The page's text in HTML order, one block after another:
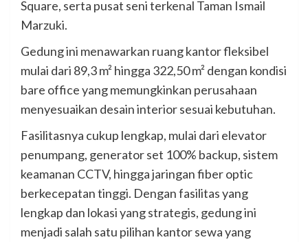
Square, serta pusat seni terkenal Taman Ismail
Marzuki.
Gedung ini menawarkan ruang kantor fleksibel
mulai dari 89,3 m² hingga 322,50 m² dengan kondisi
bare office yang memungkinkan perusahaan
menyesuaikan desain interior sesuai kebutuhan.
Fasilitasnya cukup lengkap, mulai dari elevator
penumpang, generator set 100% backup, sistem
keamanan CCTV, hingga jaringan fiber optic
berkecepatan tinggi. Dengan fasilitas yang
lengkap dan lokasi yang strategis, gedung ini
menjadi salah satu pilihan kantor sewa yang